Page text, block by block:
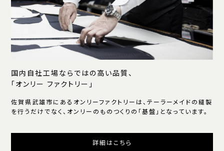
国内自社工場ならではの高い品質、
「オンリー ファクトリー」
佐賀県武雄市にあるオンリーファクトリーは、テーラーメイドの縫製
を行うだけでなく、オンリーのものつくりの「基盤」となっています。
詳細はこちら